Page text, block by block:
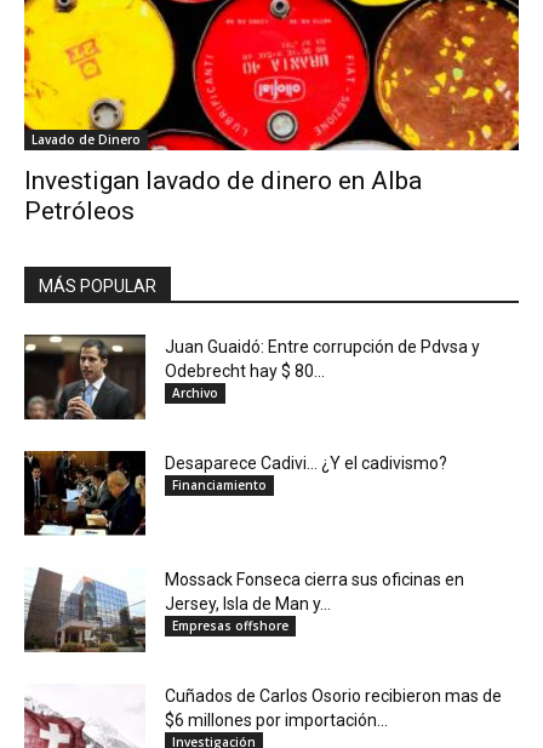
Lavado de Dinero
Investigan lavado de dinero en Alba
Petróleos
MÁS POPULAR
Juan Guaidó: Entre corrupción de Pdvsa y
Odebrecht hay $ 80...
Archivo
Desaparece Cadivi… ¿Y el cadivismo?
Financiamiento
Mossack Fonseca cierra sus oficinas en
Jersey, Isla de Man y...
Empresas offshore
Cuñados de Carlos Osorio recibieron mas de
$6 millones por importación...
Investigación